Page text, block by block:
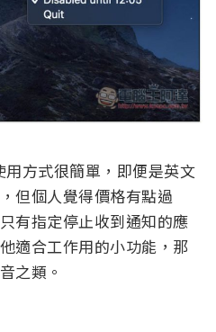
方式很簡單，即便是英文
但個人覺得價格有點過
有指定停止收到通知的應
適合工作用的小功能，那
之類。